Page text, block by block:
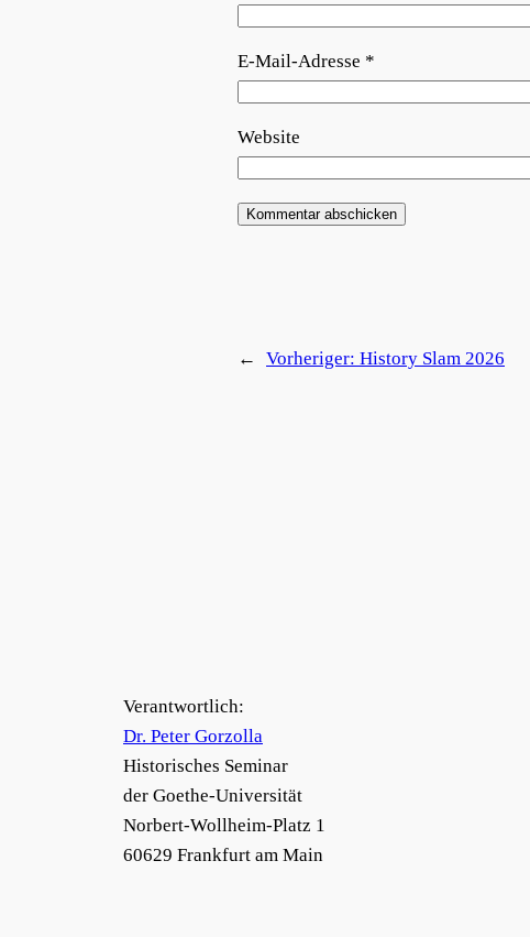
E-Mail-Adresse *
Website
← Vorheriger: History Slam 2026
Verantwortlich:
Dr. Peter Gorzolla
Historisches Seminar
der Goethe-Universität
Norbert-Wollheim-Platz 1
60629 Frankfurt am Main